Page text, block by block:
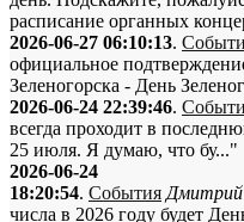
расписание органных
2026-06-27 06:10:13.
официальное
Зеленогорска - День
2026-06-24 22:39:46.
всегда проходит в
25 июля. Я думаю, что бу..."
2026-06-24
18:20:54. События Дмитрий
числа в 2026 году будет